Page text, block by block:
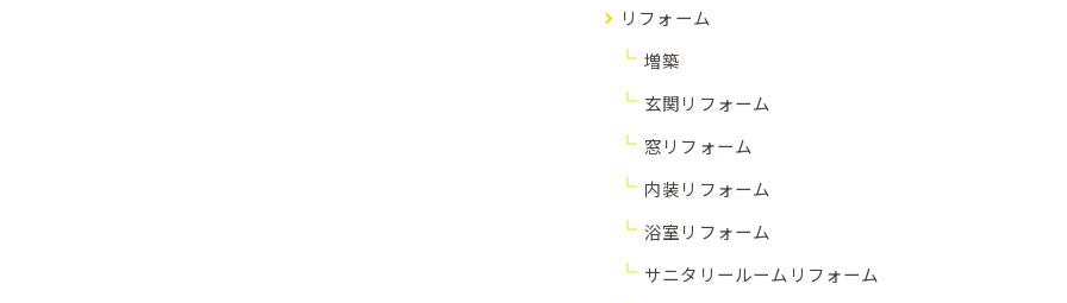
リフォーム
増築
玄関リフォーム
窓リフォーム
内装リフォーム
浴室リフォーム
サニタリールームリフォーム